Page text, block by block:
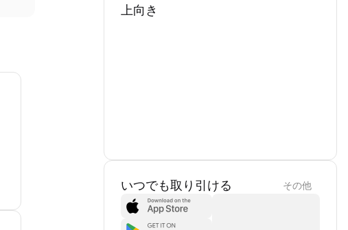
上向き
いつでも取り引ける その他